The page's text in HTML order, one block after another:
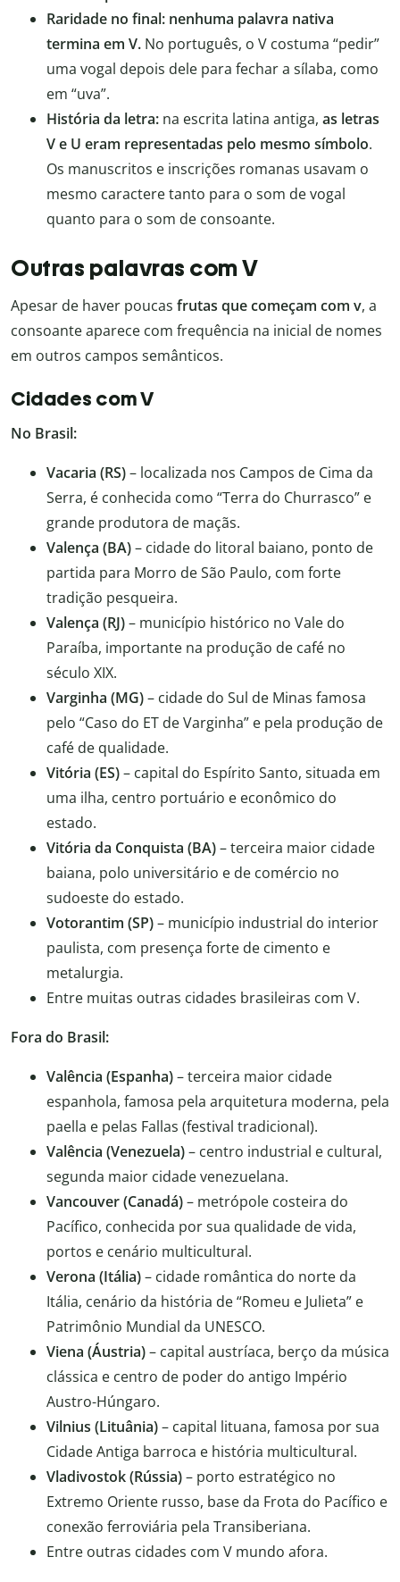
Raridade no final: nenhuma palavra nativa
termina em V. No português, o V costuma “pedir”
uma vogal depois dele para fechar a sílaba, como
em “uva”.
História da letra: na escrita latina antiga, as letras
V e U eram representadas pelo mesmo símbolo.
Os manuscritos e inscrições romanas usavam o
mesmo caractere tanto para o som de vogal
quanto para o som de consoante.
Outras palavras com V
Apesar de haver poucas frutas que começam com v, a
consoante aparece com frequência na inicial de nomes
em outros campos semânticos.
Cidades com V
No Brasil:
Vacaria (RS)– localizada nos Campos de Cima da
Serra, é conhecida como “Terra do Churrasco” e
grande produtora de maçãs.
Valença (BA)– cidade do litoral baiano, ponto de
partida para Morro de São Paulo, com forte
tradição pesqueira.
Valença (RJ)– município histórico no Vale do
Paraíba, importante na produção de café no
século XIX.
Varginha (MG)– cidade do Sul de Minas famosa
pelo “Caso do ET de Varginha” e pela produção de
café de qualidade.
Vitória (ES)– capital do Espírito Santo, situada em
uma ilha, centro portuário e econômico do
estado.
Vitória da Conquista (BA)– terceira maior cidade
baiana, polo universitário e de comércio no
sudoeste do estado.
Votorantim (SP)– município industrial do interior
paulista, com presença forte de cimento e
metalurgia.
Entre muitas outras cidades brasileiras com V.
Fora do Brasil:
Valência (Espanha)– terceira maior cidade
espanhola, famosa pela arquitetura moderna, pela
paella e pelas Fallas (festival tradicional).
Valência (Venezuela)– centro industrial e cultural,
segunda maior cidade venezuelana.
Vancouver (Canadá)– metrópole costeira do
Pacífico, conhecida por sua qualidade de vida,
portos e cenário multicultural.
Verona (Itália)– cidade romântica do norte da
Itália, cenário da história de “Romeu e Julieta” e
Patrimônio Mundial da UNESCO.
Viena (Áustria)– capital austríaca, berço da música
clássica e centro de poder do antigo Império
Austro-Húngaro.
Vilnius (Lituânia)– capital lituana, famosa por sua
Cidade Antiga barroca e história multicultural.
Vladivostok (Rússia)– porto estratégico no
Extremo Oriente russo, base da Frota do Pacífico e
conexão ferroviária pela Transiberiana.
Entre outras cidades com V mundo afora.